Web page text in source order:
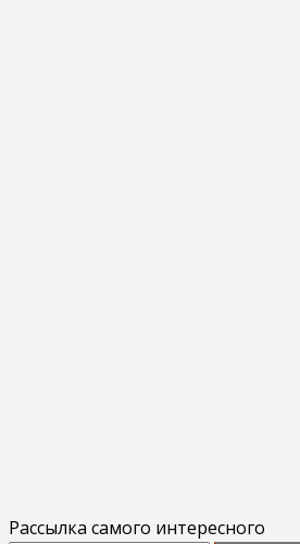
Рассылка самого интересного